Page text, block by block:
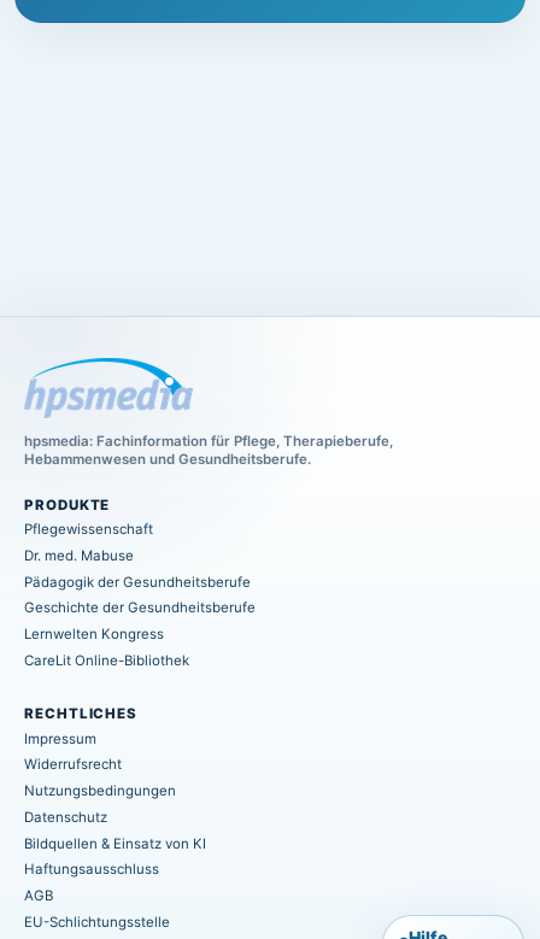
hpsmedia: Fachinformation für Pflege, Therapieberufe,
Hebammenwesen und Gesundheitsberufe.
PRODUKTE
Pflegewissenschaft
Dr. med. Mabuse
Pädagogik der Gesundheitsberufe
Geschichte der Gesundheitsberufe
Lernwelten Kongress
CareLit Online-Bibliothek
RECHTLICHES
Impressum
Widerrufsrecht
Nutzungsbedingungen
Datenschutz
Bildquellen & Einsatz von KI
Haftungsausschluss
AGB
EU-Schlichtungsstelle